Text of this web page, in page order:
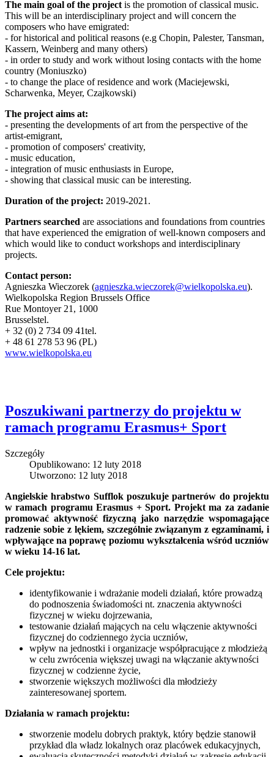
The main goal of the project is the promotion of classical music.
This will be an interdisciplinary project and will concern the
composers who have emigrated:
- for historical and political reasons (e.g Chopin, Palester, Tansman,
Kassern, Weinberg and many others)
- in order to study and work without losing contacts with the home
country (Moniuszko)
- to change the place of residence and work (Maciejewski,
Scharwenka, Meyer, Czajkowski)
The project aims at:
- presenting the developments of art from the perspective of the
artist-emigrant,
- promotion of composers' creativity,
- music education,
- integration of music enthusiasts in Europe,
- showing that classical music can be interesting.
Duration of the project: 2019-2021.
Partners searched are associations and foundations from countries
that have experienced the emigration of well-known composers and
which would like to conduct workshops and interdisciplinary
projects.
Contact person:
Agnieszka Wieczorek (agnieszka.wieczorek@wielkopolska.eu).
Wielkopolska Region Brussels Office
Rue Montoyer 21, 1000
Brusselstel.
+ 32 (0) 2 734 09 41tel.
+ 48 61 278 53 96 (PL)
www.wielkopolska.eu
Poszukiwani partnerzy do projektu w
ramach programu Erasmus+ Sport
Szczegóły
Opublikowano: 12 luty 2018
Utworzono: 12 luty 2018
Angielskie hrabstwo Sufflok poszukuje partnerów do projektu
w ramach programu Erasmus + Sport. Projekt ma za zadanie
promować aktywność fizyczną jako narzędzie wspomagające
radzenie sobie z lękiem, szczególnie związanym z egzaminami, i
wpływające na poprawę poziomu wykształcenia wśród uczniów
w wieku 14-16 lat.
Cele projektu:
identyfikowanie i wdrażanie modeli działań, które prowadzą
do podnoszenia świadomości nt. znaczenia aktywności
fizycznej w wieku dojrzewania,
testowanie działań mających na celu włączenie aktywności
fizycznej do codziennego życia uczniów,
wpływ na jednostki i organizacje współpracujące z młodzieżą
w celu zwrócenia większej uwagi na włączanie aktywności
fizycznej w codzienne życie,
stworzenie większych możliwości dla młodzieży
zainteresowanej sportem.
Działania w ramach projektu:
stworzenie modelu dobrych praktyk, który będzie stanowił
przykład dla władz lokalnych oraz placówek edukacyjnych,